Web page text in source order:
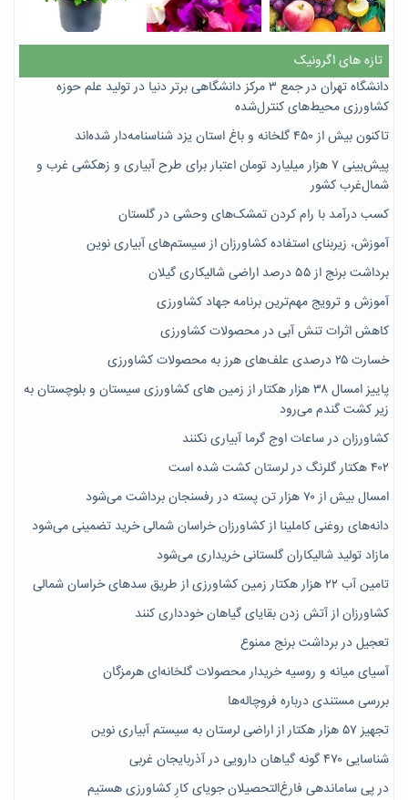
تازه های اگرونیک
دانشگاه تهران در جمع ۳ مرکز دانشگاهی برتر دنیا در تولید علم حوزه
کشاورزی محیط‌های کنترل‌شده
تاکنون بیش از ۴۵۰ گلخانه و باغ استان یزد شناسنامه‌دار شده‌اند
پیش‌بینی ۷‌ هزار میلیارد تومان اعتبار برای طرح آبیاری و زهکشی غرب و
شمال‌غرب کشور
کسب درآمد با رام کردن تمشک‌های وحشی در گلستان
آموزش، زیربنای استفاده کشاورزان از سیستم‌های آبیاری نوین
برداشت برنج از ۵۵ درصد اراضی شالیکاری گیلان
آموزش و ترویج مهم‌ترین برنامه جهاد کشاورزی
کاهش اثرات تنش آبی در محصولات کشاورزی
خسارت ۲۵ درصدی علف‌های هرز به محصولات کشاورزی
پاییز امسال ۳۸ هزار هکتار از زمین های کشاورزی سیستان و بلوچستان به
زیر کشت گندم می‌رود
کشاورزان در ساعات اوج گرما آبیاری نکنند
۴۰۲ هکتار گلرنگ در لرستان کشت شده است
امسال بیش از ۷۰ هزار تن پسته در رفسنجان برداشت می‌شود
دانه‌های روغنی کاملینا از کشاورزان خراسان شمالی خرید تضمینی می‌شود
مازاد تولید شالیکاران گلستانی خریداری می‌شود
تامین آب ۲۲ هزار هکتار زمین کشاورزی از طریق سدهای خراسان شمالی
کشاورزان از آتش زدن بقایای گیاهان خودداری کنند
تعجیل در برداشت برنج ممنوع
آسیای میانه و روسیه خریدار محصولات گلخانه‌ای هرمزگان
بررسی مستندی درباره فروچاله‌ها
تجهیز ۵۷ هزار هکتار از اراضی لرستان به سیستم آبیاری نوین
شناسایی ۴۷٠ گونه گیاهان دارویی در آذربایجان غربی
در پی ساماندهی فارغ‌التحصیلان جویای کارِ کشاورزی هستیم